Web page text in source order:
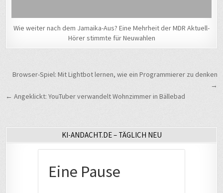
Wie weiter nach dem Jamaika-Aus? Eine Mehrheit der MDR Aktuell-
Hörer stimmte für Neuwahlen
Beitragsnavigation
Browser-Spiel: Mit Lightbot lernen, wie ein Programmierer zu denken
→
← Angeklickt: YouTuber verwandelt Wohnzimmer in Bällebad
KI-ANDACHT.DE – TÄGLICH NEU